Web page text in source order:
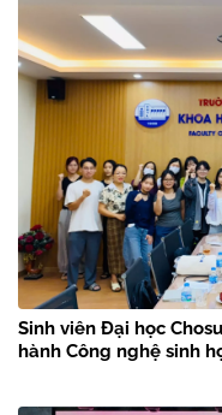
Sinh viên Đại học
hành Công nghệ sinh